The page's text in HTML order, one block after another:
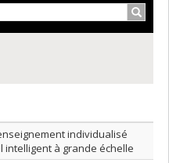
order
order
individualisé
intelligent à grande échelle